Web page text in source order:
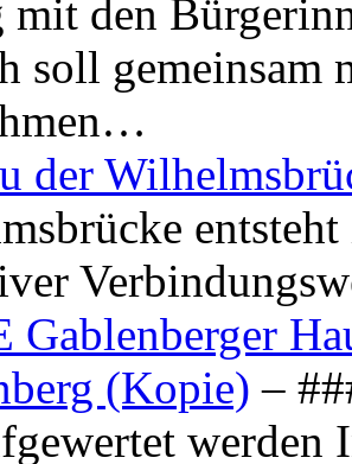
den
soll gemeinsam
der
Gablenberger
(Kopie) –
werden